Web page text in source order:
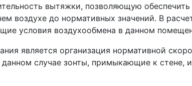
вытяжки, позволяющую
воздухе до нормативных значений. В
условия воздухообмена в данном
является организация нормативной
данном случае зонты, примыкающие к стене,